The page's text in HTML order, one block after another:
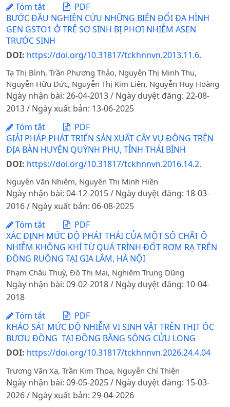
Tóm tắt
PDF
BƯỚC ĐẦU NGHIÊN CỨU NHỮNG BIẾN ĐỔI ĐA HÌNH
GEN GSTO1 Ở TRẺ SƠ SINH BỊ PHƠI NHIỄM ASEN
TRƯỚC SINH
DOI: https://doi.org/10.31817/tckhnnvn.2013.11.6.
Tạ Thị Bình, Trần Phương Thảo, Nguyễn Thị Minh Thu,
Nguyễn Hữu Đức, Nguyễn Thị Kim Liên, Nguyễn Huy Hoàng
Ngày nhận bài: 26-04-2013 / Ngày duyệt đăng: 22-08-
2013 / Ngày xuất bản: 13-06-2025
Tóm tắt
PDF
GIẢI PHÁP PHÁT TRIỂN SẢN XUẤT CÂY VỤ ĐÔNG TRÊN
ĐỊA BÀN HUYỆN QUỲNH PHỤ, TỈNH THÁI BÌNH
DOI: https://doi.org/10.31817/tckhnnvn.2016.14.2.
Nguyễn Văn Nhiễm, Nguyễn Thị Minh Hiền
Ngày nhận bài: 04-12-2015 / Ngày duyệt đăng: 18-03-
2016 / Ngày xuất bản: 06-08-2025
Tóm tắt
PDF
XÁC ĐỊNH MỨC ĐỘ PHÁT THẢI CỦA MỘT SỐ CHẤT Ô
NHIỄM KHÔNG KHÍ TỪ QUÁ TRÌNH ĐỐT RƠM RẠ TRÊN
ĐỒNG RUỘNG TẠI GIA LÂM, HÀ NỘI
Phạm Châu Thuỳ, Đỗ Thị Mai, Nghiêm Trung Dũng
Ngày nhận bài: 09-02-2018 / Ngày duyệt đăng: 10-04-
2018
Tóm tắt
PDF
KHẢO SÁT MỨC ĐỘ NHIỄM VI SINH VẬT TRÊN THỊT ỐC
BƯƠU ĐỒNG TẠI ĐỒNG BẰNG SÔNG CỬU LONG
DOI: https://doi.org/10.31817/tckhnnvn.2026.24.4.04
Trương Văn Xạ, Trần Kim Thoa, Nguyễn Chí Thiện
Ngày nhận bài: 09-05-2025 / Ngày duyệt đăng: 15-03-
2026 / Ngày xuất bản: 29-04-2026